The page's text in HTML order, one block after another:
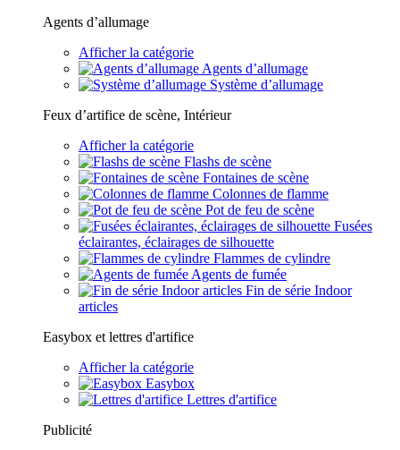
Agents d’allumage
Afficher la catégorie
Agents d’allumage
Système d’allumage
Feux d’artifice de scène, Intérieur
Afficher la catégorie
Flashs de scène
Fontaines de scène
Colonnes de flamme
Pot de feu de scène
Fusées
éclairantes, éclairages de silhouette
Flammes de cylindre
Agents de fumée
Fin de série Indoor
articles
Easybox et lettres d'artifice
Afficher la catégorie
Easybox
Lettres d'artifice
Publicité